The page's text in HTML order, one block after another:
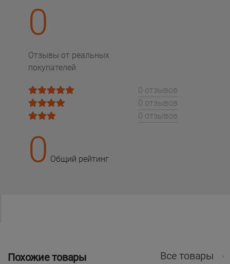
0
Отзывы от реальных
покупателей
0 отзывов
0 отзывов
0 отзывов
0 Общий рейтинг
Похожие товары Все товары